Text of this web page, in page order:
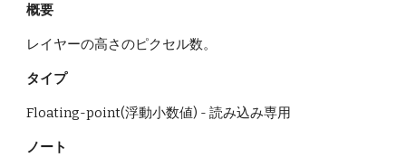
概要
レイヤーの高さのピクセル数。
タイプ
Floating-point(浮動小数値) - 読み込み専用
ノート